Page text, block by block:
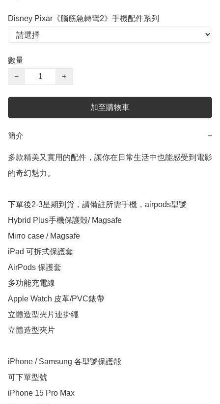
Disney Pixar《腦筋急轉彎2》手機配件系列
數量
−
+
加至購物車
簡介 −
多款精美又實用的配件，讓你在日常生活中也能感受到電影
的奇幻魅力。
下單後2-3星期到貨，請備註所需手機，airpods型號
Hybrid Plus手機保護殻/ Magsafe
Mirro case / Magsafe
iPad 可拆式保護套
AirPods 保護套
多功能充電線
Apple Watch 皮革/PVC錶帶
立體造型夾片連掛繩
立體造型夾片
iPhone / Samsung 各型號保護殻
可下單型號
iPhone 15 Pro Max